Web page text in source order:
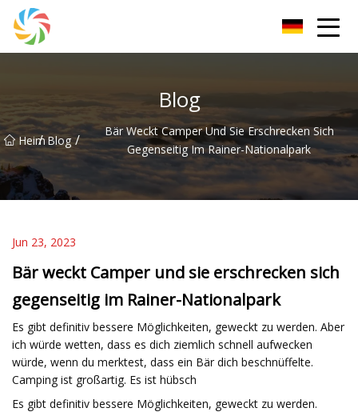
Blog
Heim
/ Blog /
Bär Weckt Camper Und Sie Erschrecken Sich
Gegenseitig Im Rainer-Nationalpark
Jun 23, 2023
Bär weckt Camper und sie erschrecken sich
gegenseitig im Rainer-Nationalpark
Es gibt definitiv bessere Möglichkeiten, geweckt zu werden. Aber
ich würde wetten, dass es dich ziemlich schnell aufwecken
würde, wenn du merktest, dass ein Bär dich beschnüffelte.
Camping ist großartig. Es ist hübsch
Es gibt definitiv bessere Möglichkeiten, geweckt zu werden.